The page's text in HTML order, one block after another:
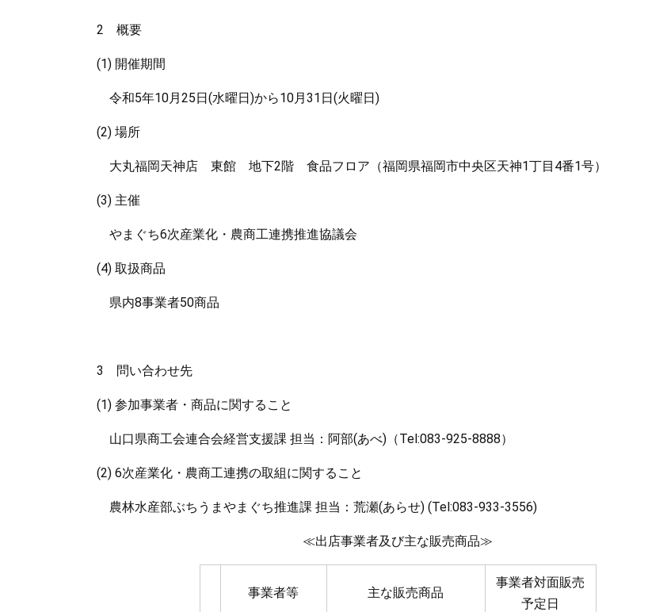
2 概要
(1) 開催期間
令和5年10月25日(水曜日)から10月31日(火曜日)
(2) 場所
大丸福岡天神店 東館 地下2階 食品フロア（福岡県福岡市中央区天神1丁目4番1号）
(3) 主催
やまぐち6次産業化・農商工連携推進協議会
(4) 取扱商品
県内8事業者50商品
3 問い合わせ先
(1) 参加事業者・商品に関すること
山口県商工会連合会経営支援課 担当：阿部(あべ)（Tel:083-925-8888）
(2) 6次産業化・農商工連携の取組に関すること
農林水産部ぶちうまやまぐち推進課 担当：荒瀬(あらせ) (Tel:083-933-
≪出店事業者及び主な販売商品≫
事業者等 主な販売商品
事業者対面販売
予定日